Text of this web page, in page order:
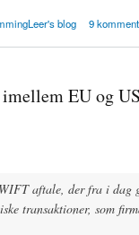
at stemme for eller
blog 9
EU og
aftale, der fra i dag
transaktioner, som